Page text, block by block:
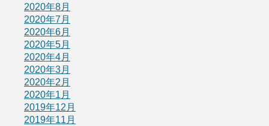
2020年8月
2020年7月
2020年6月
2020年5月
2020年4月
2020年3月
2020年2月
2020年1月
2019年12月
2019年11月